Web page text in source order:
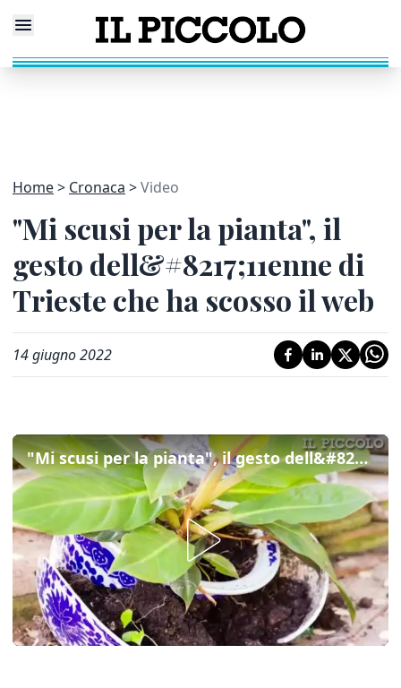
Home Cronaca Video
"Mi scusi per la pianta", il
gesto dell&#8217;11enne di
Trieste che ha scosso il web
14 giugno 2022
"Mi scusi per la pianta", il gesto dell&#8217;11enne di Trieste che ha scosso il web